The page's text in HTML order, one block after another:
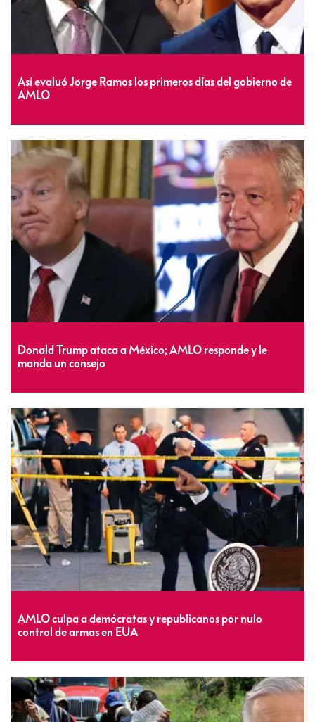
Así evaluó Jorge Ramos los primeros días del gobierno de
AMLO
Donald Trump ataca a México; AMLO responde y le
manda un consejo
AMLO culpa a demócratas y republicanos por nulo
control de armas en EUA